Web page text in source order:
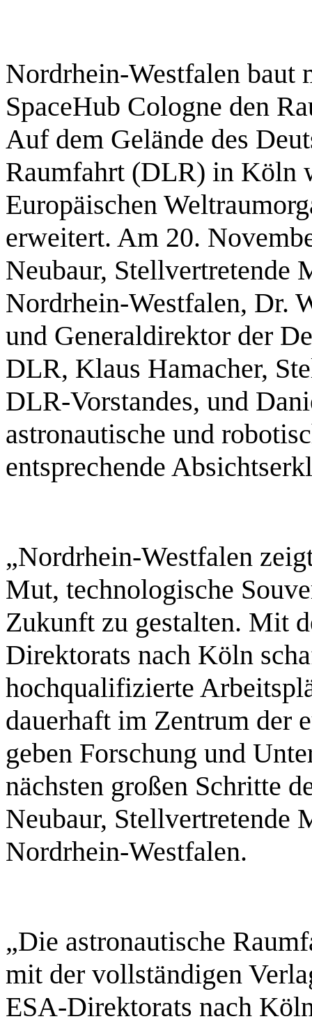
Nordrhein-Westfalen baut
SpaceHub Cologne den
Auf dem Gelände des
Raumfahrt (DLR) in Köln
Europäischen
erweitert. Am 20.
Neubaur, Stellvertretende
Nordrhein-Westfalen, Dr.
und Generaldirektor der
DLR, Klaus Hamacher,
DLR-Vorstandes, und
astronautische und
entsprechende
„Nordrhein-Westfalen
Mut, technologische
Zukunft zu gestalten. Mit
Direktorats nach Köln
hochqualifizierte
dauerhaft im Zentrum der
geben Forschung und
nächsten großen Schritte
Neubaur, Stellvertretende
Nordrhein-Westfalen.
„Die astronautische
mit der vollständigen
ESA-Direktorats nach